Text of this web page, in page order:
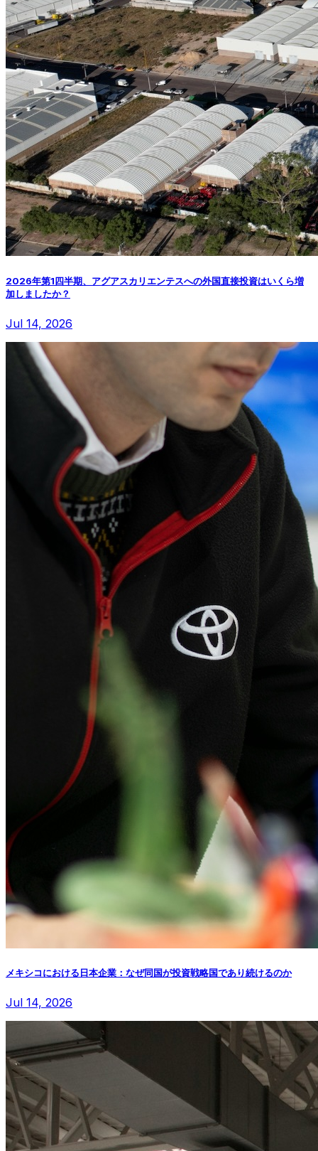
2026年第1四半期、アグアスカリエンテスへの外国直接投資はいくら増
加しましたか？
Jul 14, 2026
メキシコにおける日本企業：なぜ同国が投資戦略国であり続けるのか
Jul 14, 2026